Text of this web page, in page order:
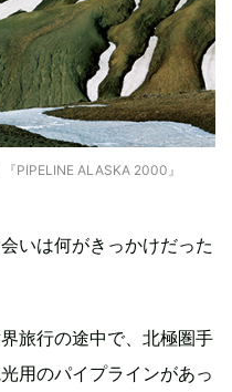
『PIPELINE ALASKA 2000』
いは何がきっかけだった
旅行の途中で、北極圏手
用のパイプラインがあっ